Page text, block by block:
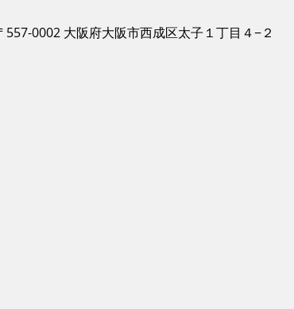
0002 大阪府大阪市西成区太子１丁目４−２